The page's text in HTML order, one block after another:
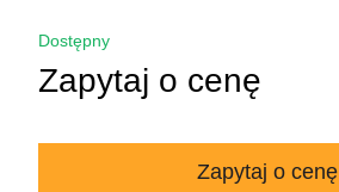
Dostępny
Zapytaj o cenę
Zapytaj o cenę